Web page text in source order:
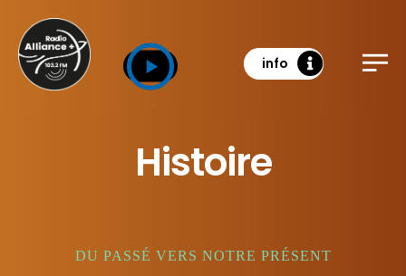
info
Histoire
DU PASSÉ VERS NOTRE PRÉSENT